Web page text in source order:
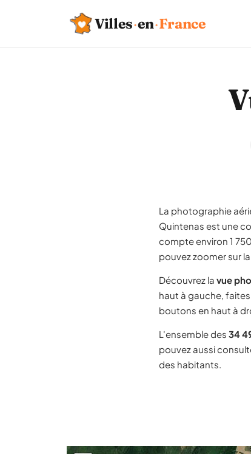
Villes·en·France
La photographie
Quintenas est une
compte environ 1
pouvez zoomer sur
Découvrez la vue
haut à gauche,
boutons en haut à
L'ensemble des 34
pouvez aussi
des habitants.